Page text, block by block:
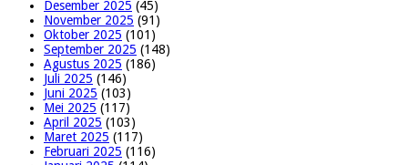
Desember 2025 (45)
November 2025 (91)
Oktober 2025 (101)
September 2025 (148)
Agustus 2025 (186)
Juli 2025 (146)
Juni 2025 (103)
Mei 2025 (117)
April 2025 (103)
Maret 2025 (117)
Februari 2025 (116)